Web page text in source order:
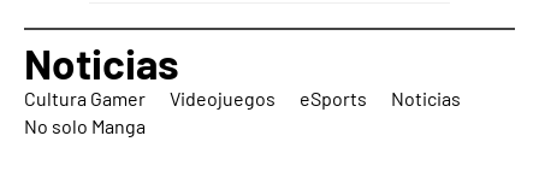
Noticias
Cultura Gamer Videojuegos eSports
Noticias
No solo Manga